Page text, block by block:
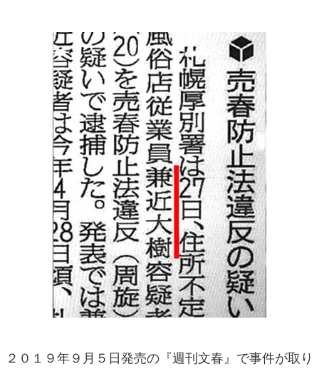
２０１９年９月５日発売の『週刊文春』で事件が取り